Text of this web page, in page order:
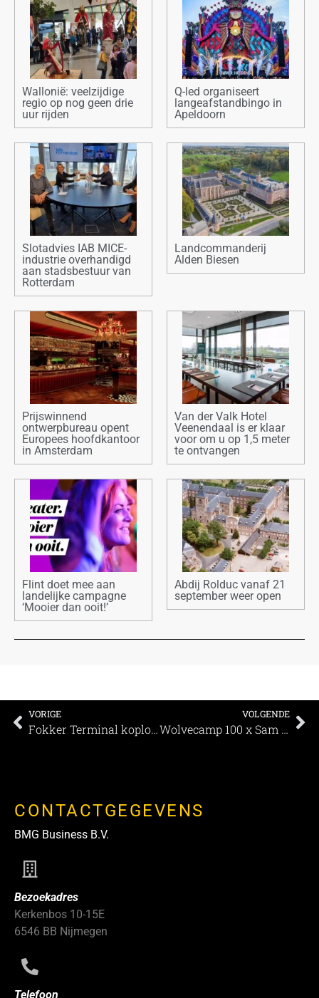
Wallonië: veelzijdige
regio op nog geen drie
uur rijden
Q-led organiseert
langeafstandbingo in
Apeldoorn
Slotadvies IAB MICE-
industrie overhandigd
aan stadsbestuur van
Rotterdam
Landcommanderij
Alden Biesen
Prijswinnend
ontwerpbureau opent
Europees hoofdkantoor
in Amsterdam
Van der Valk Hotel
Veenendaal is er klaar
voor om u op 1,5 meter
te ontvangen
Flint doet mee aan
landelijke campagne
‘Mooier dan ooit!’
Abdij Rolduc vanaf 21
september weer open
VORIGE
Fokker Terminal koploper in toegankelijkheid als eerste officiële ambassadeur van Speaksee
VOLGENDE
Wolvecamp 100 x Sam Samiee
CONTACTGEGEVENS
BMG Business B.V.
Bezoekadres
Kerkenbos 10-15E
6546 BB Nijmegen
Telefoon